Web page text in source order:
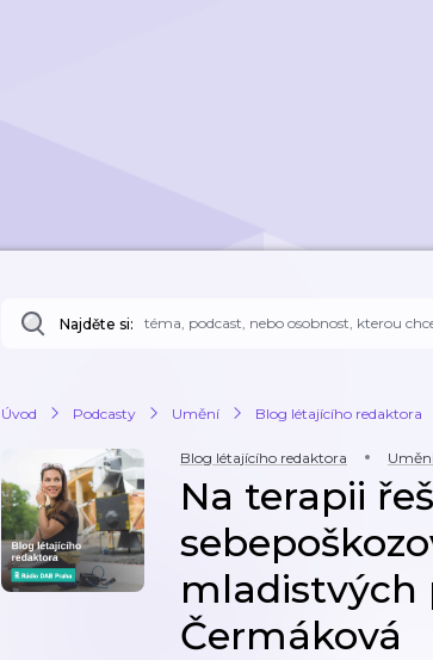
Najděte si:
Úvod Podcasty Umění Blog létajícího redaktora
Blog létajícího redaktora
Na terapii
mladistvých
Čermáková